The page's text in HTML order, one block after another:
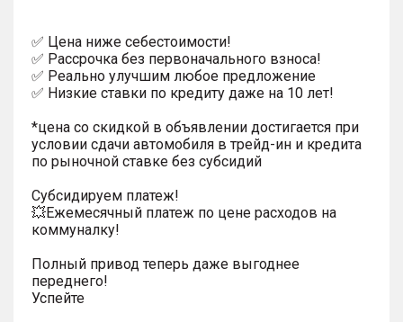
✅ Цена ниже себестоимости!
✅ Рассрочка без первоначального взноса!
✅ Реально улучшим любое предложение
✅ Низкие ставки по кредиту даже на 10 лет!
*цена со скидкой в объявлении достигается при
условии сдачи автомобиля в трейд-ин и кредита
по рыночной ставке без субсидий
Субсидируем платеж!
💥Ежемесячный платеж по цене расходов на
коммуналку!
Полный привод теперь даже выгоднее
переднего!
Успейте